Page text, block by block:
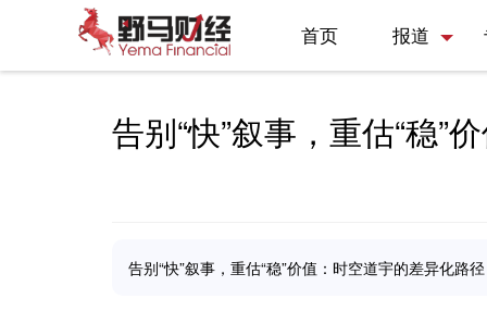
首页 报道
告别“快”叙事，重估“稳”
告别“快”叙事，重估“稳”价值：时空道宇的差异化路径